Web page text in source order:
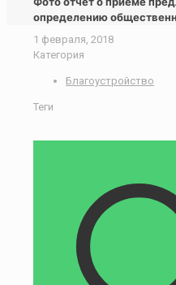
определению
1 февраля, 2018
Категория
Благоустройство
Теги